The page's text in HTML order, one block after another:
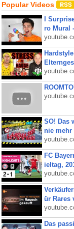
Popular Videos
I
ro Mural
SO! Das
nie mehr
FC
ieltag,
ür Rares
Das